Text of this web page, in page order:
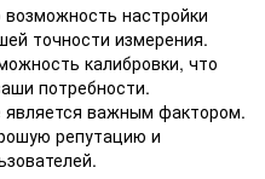
настройки
точности измерения.
калибровки, что
потребности.
важным фактором.
репутацию и